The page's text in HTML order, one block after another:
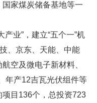
家煤炭储备基地等一
业”，建立“五个一”机
、京东、天能、中能
空及微电子新材料、
年产12吉瓦光伏组件等
目136个，总投资723